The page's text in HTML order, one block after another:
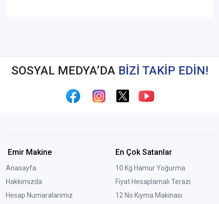
SOSYAL MEDYA’DA BİZİ TAKİP EDİN!
Emir Makine
Anasayfa
Hakkımızda
Hesap Numaralarımız
En Çok Satanlar
10 Kg Hamur Yoğurma
Fiyat Hesaplamalı Terazi
12 No Kıyma Makinası